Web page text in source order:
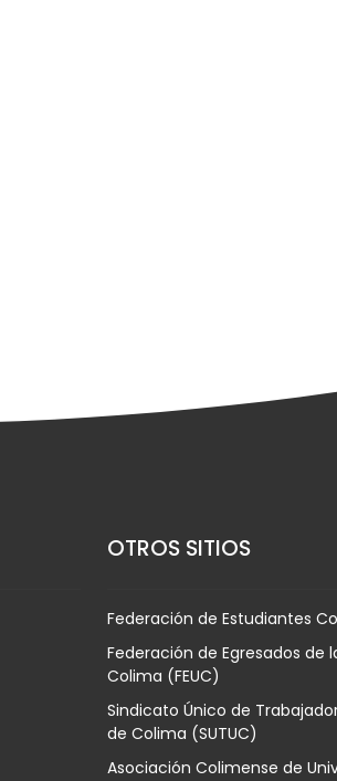
OTROS SITIOS
Federación de Estudiantes
Federación de Egresados de
Colima (FEUC)
Sindicato Único de
de Colima (SUTUC)
Asociación Colimense de